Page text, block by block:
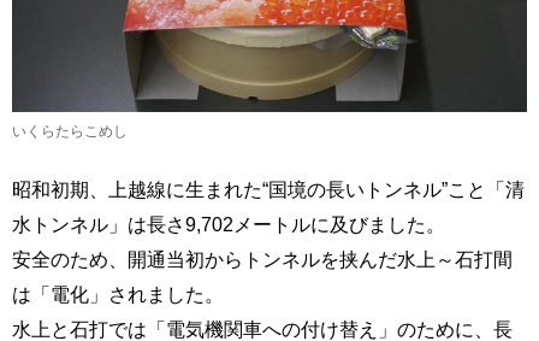
いくらたらこめし
昭和初期、上越線に生まれた“国境の長いトンネル”こと「清
水トンネル」は長さ9,702メートルに及びました。
安全のため、開通当初からトンネルを挟んだ水上～石打間
は「電化」されました。
水上と石打では「電気機関車への付け替え」のために、長